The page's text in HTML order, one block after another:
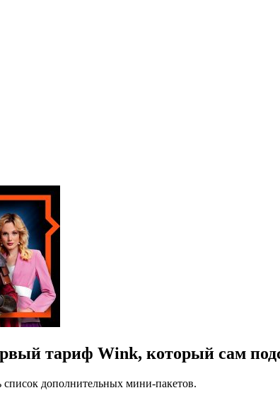
тариф Wink, который сам
дополнительных мини-пакетов.